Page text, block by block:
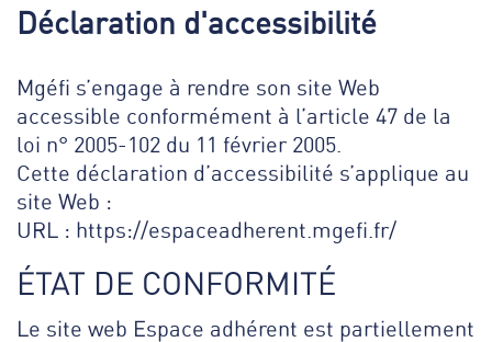
Déclaration d'accessibilité
Mgéfi s’engage à rendre son site Web
accessible conformément à l’article 47 de la
loi n° 2005-102 du 11 février 2005.
Cette déclaration d’accessibilité s’applique au
site Web :
URL : https://espaceadherent.mgefi.fr/
ÉTAT DE CONFORMITÉ
Le site web Espace adhérent est partiellement